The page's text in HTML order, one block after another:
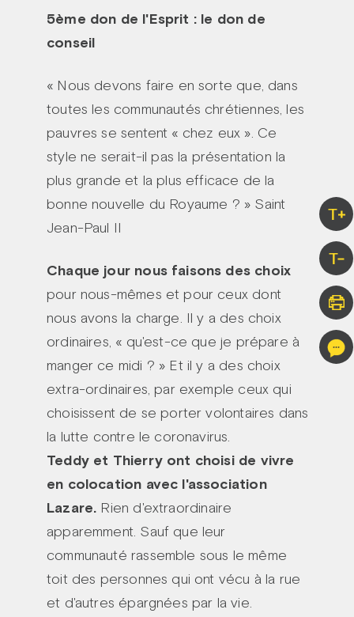
T+
T-
5ème don de l'Esprit : le don de
conseil
« Nous devons faire en sorte que, dans
toutes les communautés chrétiennes, les
pauvres se sentent « chez eux ». Ce
style ne serait-il pas la présentation la
plus grande et la plus efficace de la
bonne nouvelle du Royaume ? » Saint
Jean-Paul II
Chaque jour nous faisons des choix
pour nous-mêmes et pour ceux dont
nous avons la charge. Il y a des choix
ordinaires, « qu'est-ce que je prépare à
manger ce midi ? » Et il y a des choix
extra-ordinaires, par exemple ceux qui
choisissent de se porter volontaires dans
la lutte contre le coronavirus.
Teddy et Thierry ont choisi de vivre
en colocation avec l'association
Lazare. Rien d'extraordinaire
apparemment. Sauf que leur
communauté rassemble sous le même
toit des personnes qui ont vécu à la rue
et d'autres épargnées par la vie.